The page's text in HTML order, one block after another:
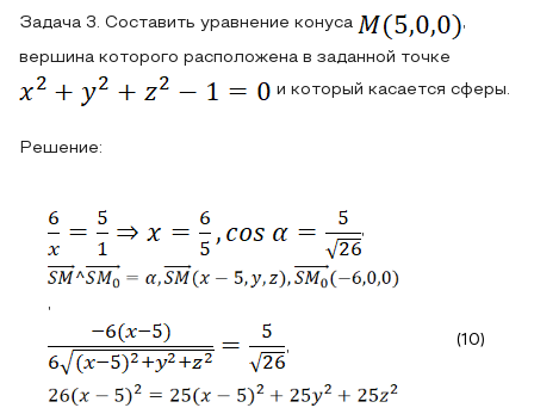
Задача 3. Составить уравнение конуса ,
вершина которого расположена в заданной точке
и который касается сферы.
Решение:
,
,
, (10)